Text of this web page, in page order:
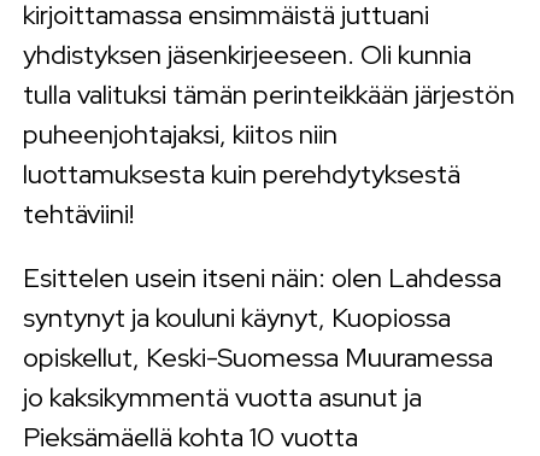
kirjoittamassa ensimmäistä juttuani
yhdistyksen jäsenkirjeeseen. Oli kunnia
tulla valituksi tämän perinteikkään järjestön
puheenjohtajaksi, kiitos niin
luottamuksesta kuin perehdytyksestä
tehtäviini!
Esittelen usein itseni näin: olen Lahdessa
syntynyt ja kouluni käynyt, Kuopiossa
opiskellut, Keski-Suomessa Muuramessa
jo kaksikymmentä vuotta asunut ja
Pieksämäellä kohta 10 vuotta